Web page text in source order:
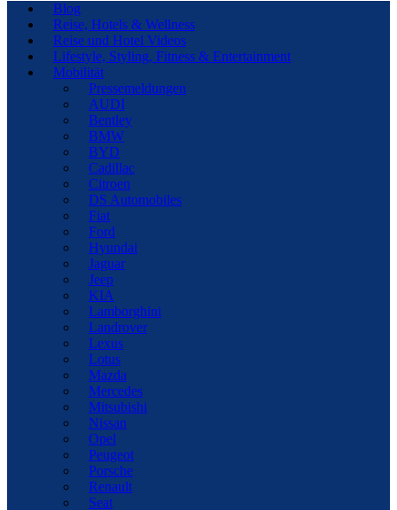
Blog
Reise, Hotels & Wellness
Reise und Hotel Videos
Lifestyle, Styling, Fitness & Entertainment
Mobilität
Pressemeldungen
AUDI
Bentley
BMW
BYD
Cadillac
Citroen
DS Automobiles
Fiat
Ford
Hyundai
Jaguar
Jeep
KIA
Lamborghini
Landrover
Lexus
Lotus
Mazda
Mercedes
Mitsubishi
Nissan
Opel
Peugeot
Porsche
Renault
Seat